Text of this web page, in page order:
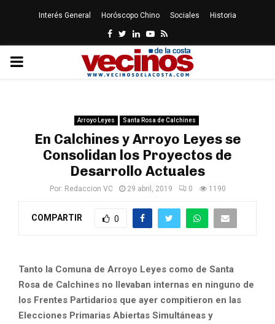
Interés General Horóscopo Chino Sociales Historia
Facebook
Twitter
LinkedinYoutube
Rss
PRIMARY
Arroyo Leyes Santa Rosa de Calchines
En Calchines y Arroyo Leyes se
Consolidan los Proyectos de
Desarrollo Actuales
Por: Redaccion VC 29 abril, 2019 0 1190
COMPARTIR 0
Tanto la Comuna de Arroyo Leyes como de Santa
Rosa de Calchines no llevaban internas en ninguno de
los Frentes Partidarios que ayer compitieron en las
Elecciones Primarias Abiertas Simultáneas y